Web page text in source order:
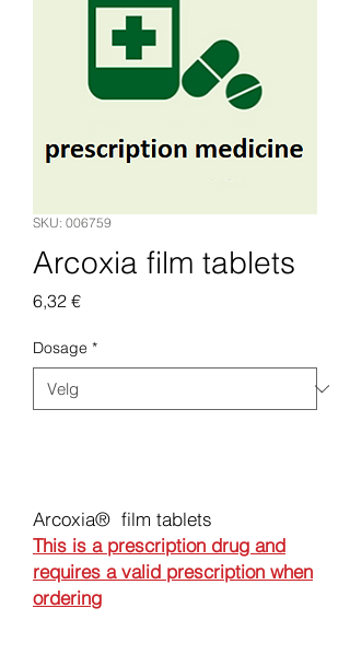
SKU: 006759
Arcoxia film tablets
6,32 €Pris
Dosage *
Arcoxia® film tablets
This is a prescription drug and
requires a valid prescription when
ordering